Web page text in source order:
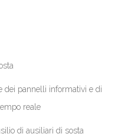
dei pannelli informativi e di
reale
di ausiliari di sosta